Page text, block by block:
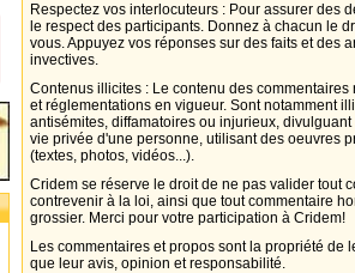
Respectez vos interlocuteurs : Pour assurer des
le respect des participants. Donnez à chacun le
vous. Appuyez vos réponses sur des faits et des
invectives.
Contenus illicites : Le contenu des
et réglementations en vigueur. Sont notamment
antisémites, diffamatoires ou injurieux,
vie privée d'une personne, utilisant des oeuvres
(textes, photos, vidéos...).
Cridem se réserve le droit de ne pas valider tout
contrevenir à la loi, ainsi que tout commentaire
grossier. Merci pour votre participation à Cridem!
Les commentaires et propos sont la propriété de
que leur avis, opinion et responsabilité.